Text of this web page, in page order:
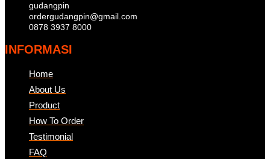
gudangpin
ordergudangpin@gmail.com
0878 3937 8000
INFORMASI
Home
About Us
Product
How To Order
Testimonial
FAQ